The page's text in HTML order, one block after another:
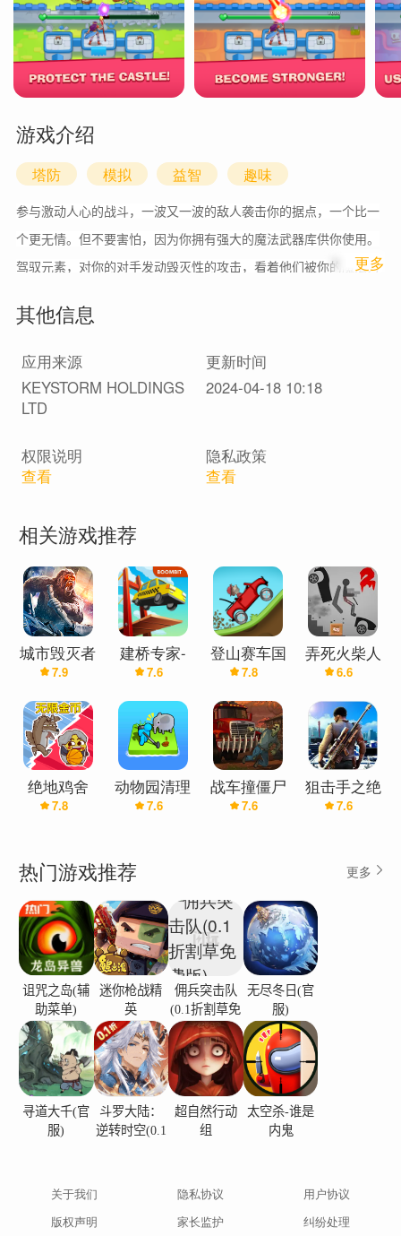
游戏介绍
塔防 模拟 益智 趣味
参与激动人心的战斗，一波又一波的敌人袭击你的据点，一个比一
个更无情。但不要害怕，因为你拥有强大的魔法武器库供你使用。
驾驭元素，对你的对手发动毁灭性的攻击，看着他们被你的魔法力
1 更多
其他信息
应用来源
更新时间
KEYSTORM HOLDINGS
LTD
2024-04-18 10:18
权限说明
查看
隐私政策
查看
相关游戏推荐
城市毁灭者
无限金币版
7.9
建桥专家-
无限金币
7.6
登山赛车国
际版(无限
金币)
7.8
弄死火柴人
2汉化版(无
限金币)
6.6
绝地鸡舍
（无限金
7.8
动物园清理
无限金币版
7.6
战车撞僵尸
(无限金币)
7.6
狙击手之绝
杀无限金币
7.6
热门游戏推荐 更多
诅咒之岛(辅
助菜单)
迷你枪战精
英
佣兵突击队
(0.1折割草免
费版)
无尽冬日(官
服)
寻道大千(官
服)
斗罗大陆：
逆转时空(0.1
超自然行动
组
太空杀-谁是
内鬼
关于我们 隐私协议
用户协议
版权声明
家长监护 纠纷处理